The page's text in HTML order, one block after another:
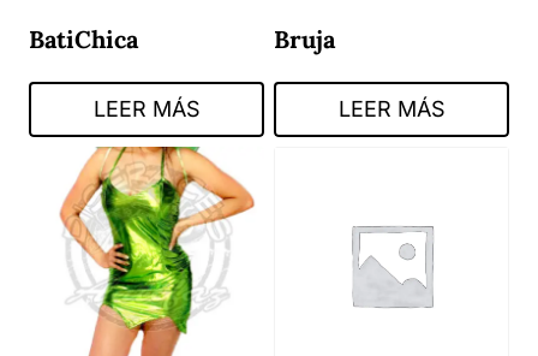
BatiChica
LEER MÁS
Bruja
LEER MÁS